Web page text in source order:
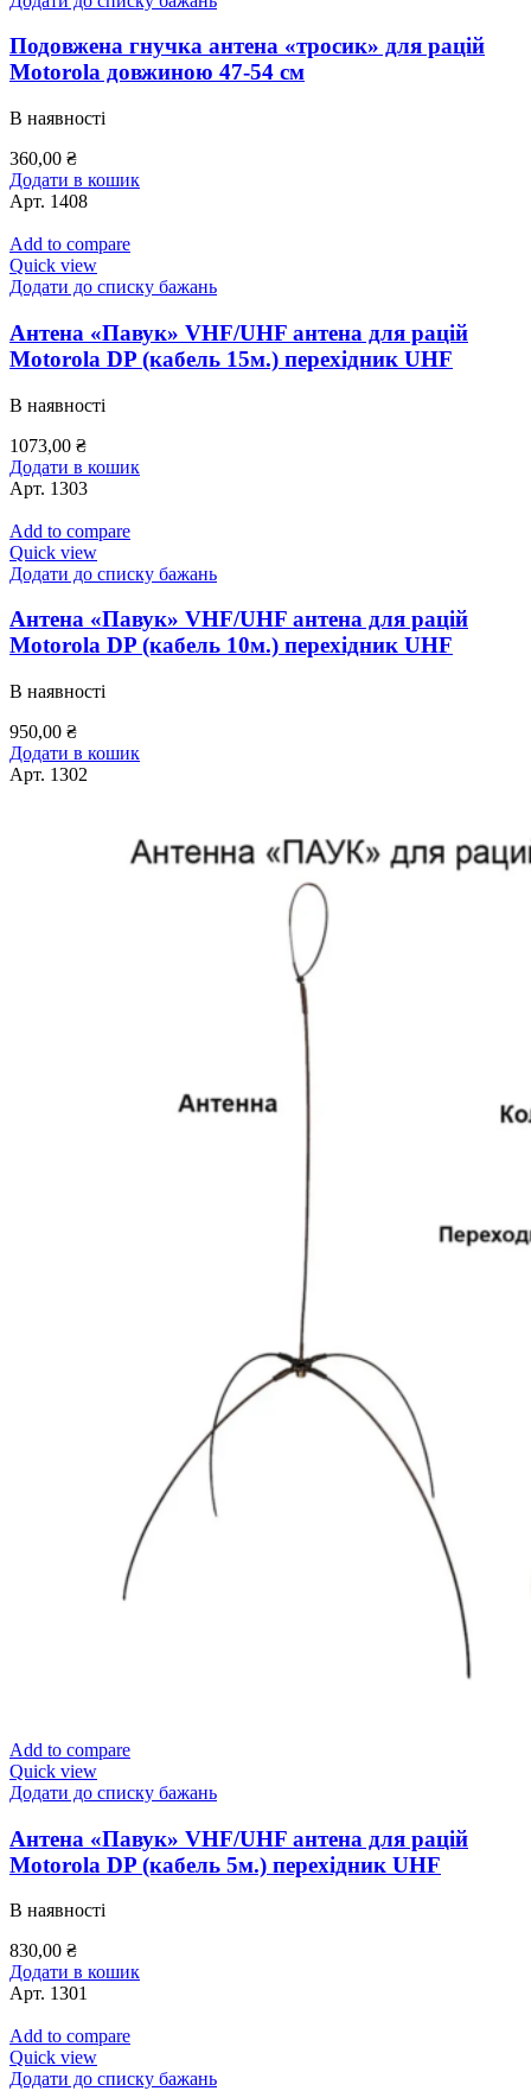
Подовжена гнучка антена «тросик» для рацій
Motorola довжиною 47-54 см
В наявності
360,00 ₴
Додати в кошик
Арт. 1408
Add to compare
Quick view
Додати до списку бажань
Антена «Павук» VHF/UHF антена для рацій
Motorola DP (кабель 15м.) перехідник UHF
В наявності
1073,00 ₴
Додати в кошик
Арт. 1303
Add to compare
Quick view
Додати до списку бажань
Антена «Павук» VHF/UHF антена для рацій
Motorola DP (кабель 10м.) перехідник UHF
В наявності
950,00 ₴
Додати в кошик
Арт. 1302
Add to compare
Quick view
Додати до списку бажань
Антена «Павук» VHF/UHF антена для рацій
Motorola DP (кабель 5м.) перехідник UHF
В наявності
830,00 ₴
Додати в кошик
Арт. 1301
Add to compare
Quick view
Додати до списку бажань